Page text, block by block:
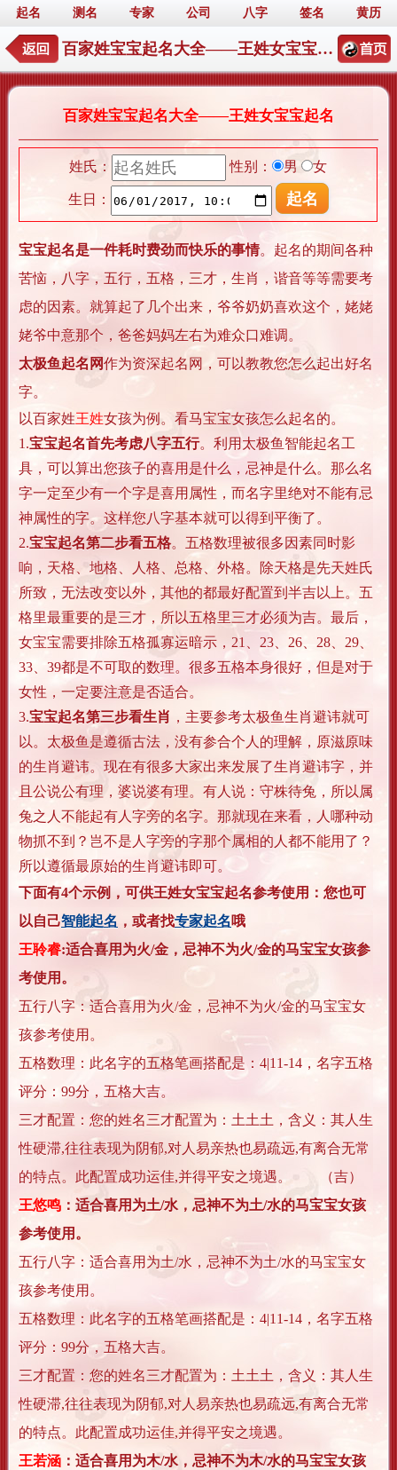
起名 测名 专家 公司 八字 签名 黄历
百家姓宝宝起名大全——王姓女宝宝起名
百家姓宝宝起名大全——王姓女宝宝起名
姓氏： 性别： 男 女
生日：
宝宝起名是一件耗时费劲而快乐的事情。起名的期间各种
苦恼，八字，五行，五格，三才，生肖，谐音等等需要考
虑的因素。就算起了几个出来，爷爷奶奶喜欢这个，姥姥
姥爷中意那个，爸爸妈妈左右为难众口难调。
太极鱼起名网作为资深起名网，可以教教您怎么起出好名
字。
以百家姓王姓女孩为例。看马宝宝女孩怎么起名的。
1.宝宝起名首先考虑八字五行。利用太极鱼智能起名工
具，可以算出您孩子的喜用是什么，忌神是什么。那么名
字一定至少有一个字是喜用属性，而名字里绝对不能有忌
神属性的字。这样您八字基本就可以得到平衡了。
2.宝宝起名第二步看五格。五格数理被很多因素同时影
响，天格、地格、人格、总格、外格。除天格是先天姓氏
所致，无法改变以外，其他的都最好配置到半吉以上。五
格里最重要的是三才，所以五格里三才必须为吉。最后，
女宝宝需要排除五格孤寡运暗示，21、23、26、28、29、
33、39都是不可取的数理。很多五格本身很好，但是对于
女性，一定要注意是否适合。
3.宝宝起名第三步看生肖 ，主要参考太极鱼生肖避讳就可
以。太极鱼是遵循古法，没有参合个人的理解，原滋原味
的生肖避讳。现在有很多大家出来发展了生肖避讳字，并
且公说公有理，婆说婆有理。有人说：守株待兔，所以属
兔之人不能起有人字旁的名字。那就现在来看，人哪种动
物抓不到？岂不是人字旁的字那个属相的人都不能用了？
所以遵循最原始的生肖避讳即可。
下面有4个示例，可供王姓女宝宝起名参考使用：您也可
以自己智能起名 ，或者找专家起名 哦
王聆睿:适合喜用为火/金，忌神不为火/金的马宝宝女孩参
考使用。
五行八字：适合喜用为火/金，忌神不为火/金的马宝宝女
孩参考使用。
五格数理：此名字的五格笔画搭配是：4|11-14，名字五格
评分：99分，五格大吉。
三才配置：您的姓名三才配置为：土土土，含义：其人生
性硬滞,往往表现为阴郁,对人易亲热也易疏远,有离合无常
的特点。此配置成功运佳,并得平安之境遇。 （吉）
王悠鸣 ：适合喜用为土/水，忌神不为土/水的马宝宝女孩
参考使用。
五行八字：适合喜用为土/水，忌神不为土/水的马宝宝女
孩参考使用。
五格数理：此名字的五格笔画搭配是：4|11-14，名字五格
评分：99分，五格大吉。
三才配置：您的姓名三才配置为：土土土，含义：其人生
性硬滞,往往表现为阴郁,对人易亲热也易疏远,有离合无常
的特点。此配置成功运佳,并得平安之境遇。
王若涵 ：适合喜用为木/水，忌神不为木/水的马宝宝女孩